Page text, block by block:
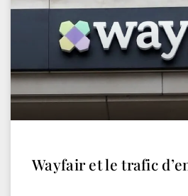
Wayfair et le trafic